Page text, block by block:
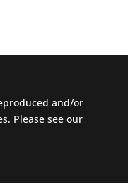
and/or
Please see our